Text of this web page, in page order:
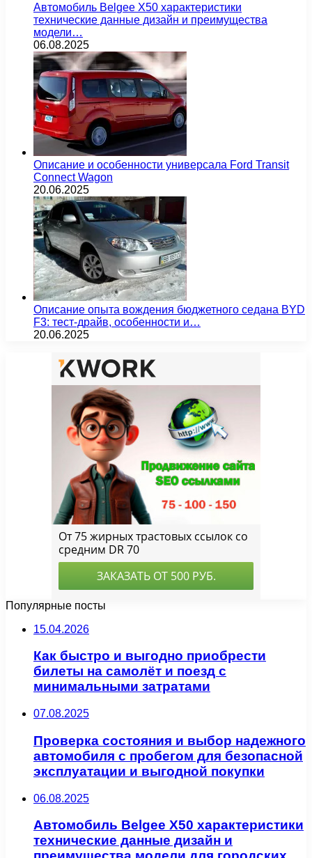
Автомобиль Belgee X50 характеристики
технические данные дизайн и преимущества
модели…
06.08.2025
Описание и особенности универсала Ford Transit
Connect Wagon
20.06.2025
Описание опыта вождения бюджетного седана BYD
F3: тест-драйв, особенности и…
20.06.2025
Популярные посты
15.04.2026
Как быстро и выгодно приобрести
билеты на самолёт и поезд с
минимальными затратами
07.08.2025
Проверка состояния и выбор надежного
автомобиля с пробегом для безопасной
эксплуатации и выгодной покупки
06.08.2025
Автомобиль Belgee X50 характеристики
технические данные дизайн и